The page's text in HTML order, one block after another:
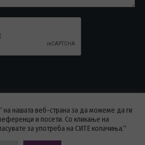
НА ПРИВАТНОСТ
на нашата веб-страна за да можеме да ги
и посети. Со кликање на
за употреба на СИТЕ колачиња.“